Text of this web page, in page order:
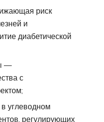
риск
и
диабетической
—
с
углеводном
регулирующих